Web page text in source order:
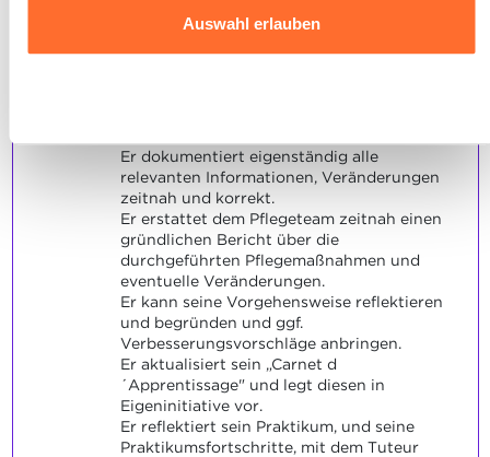
Ausführlichere Informationen darüber, wie wir Cookies
Auswahl erlauben
Maximale Punktzahl: 6
Er dokumentiert eigenständig alle
relevanten Informationen, Veränderungen
zeitnah und korrekt.
Er erstattet dem Pflegeteam zeitnah einen
gründlichen Bericht über die
durchgeführten Pflegemaßnahmen und
eventuelle Veränderungen.
Er kann seine Vorgehensweise reflektieren
und begründen und ggf.
Verbesserungsvorschläge anbringen.
Er aktualisiert sein „Carnet d
´Apprentissage" und legt diesen in
Eigeninitiative vor.
Er reflektiert sein Praktikum, und seine
Praktikumsfortschritte, mit dem Tuteur